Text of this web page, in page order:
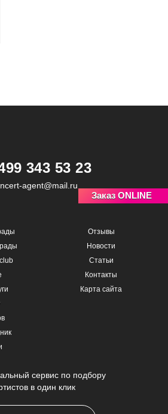
Заказ ONLINE
343 53 23
agent@mail.ru
Отзывы
Новости
Статьи
Контакты
Карта сайта
сервис по подбору
в один клик